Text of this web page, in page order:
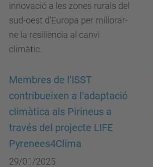
innovació a les zones rurals del
sud-oest d'Europa per millorar-
ne la resiliència al canvi
climàtic.
Membres de l’ISST
contribueixen a l’adaptació
climàtica als Pirineus a
través del projecte LIFE
Pyrenees4Clima
29/01/2025